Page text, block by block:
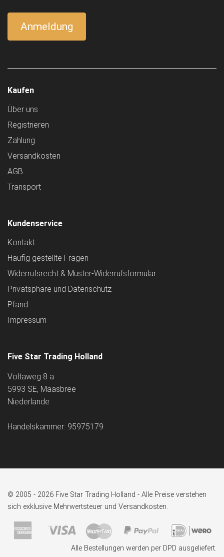
Kaufen
Über uns
Registrieren
Zahlung
Versandkosten
AGB
Transport
Kundenservice
Kontakt
Häufig gestellte Fragen
Widerrufsrecht & Muster-Widerrufsformular
Privatsphäre und Datenschutz
Pfand
Impressum
Five Star Trading Holland
Voltaweg 8 a
5993 SE, Maasbree
Niederlande
Handelskammer: 95975179
© 2005 - 2026 Five Star Trading Holland - Alle Preise verstehen
sich exklusive Mehrwertsteuer und Versandkosten.
Alle Bestellungen werden per DPD ausgeliefert.